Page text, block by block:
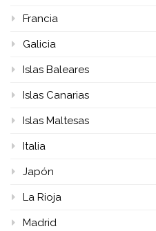
Francia
Galicia
Islas Baleares
Islas Canarias
Islas Maltesas
Italia
Japón
La Rioja
Madrid